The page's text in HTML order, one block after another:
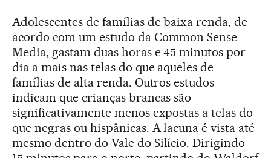
Adolescentes de famílias de baixa renda, de
acordo com um estudo da Common Sense
Media, gastam duas horas e 45 minutos por
dia a mais nas telas do que aqueles de
famílias de alta renda. Outros estudos
indicam que crianças brancas são
significativamente menos expostas a telas do
que negras ou hispânicas. A lacuna é vista até
mesmo dentro do Vale do Silício. Dirigindo